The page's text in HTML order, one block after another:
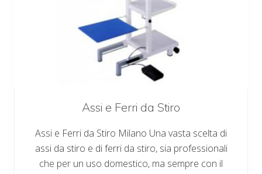
r
t
o
r
i
a
Assi e Ferri da Stiro
Assi e Ferri da Stiro Milano Una vasta scelta di
assi da stiro e di ferri da stiro, sia professionali
che per un uso domestico, ma sempre con il